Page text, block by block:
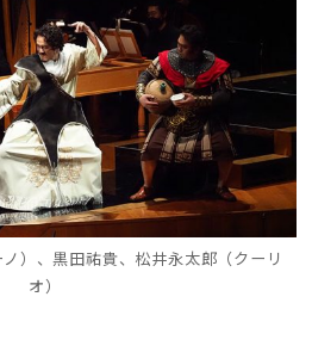
）、黒田祐貴、松井永太郎（クーリ
オ）